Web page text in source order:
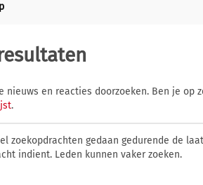
nieuws en reacties doorzoeken. Ben je op
.
zoekopdrachten gedaan gedurende de
indient. Leden kunnen vaker zoeken.